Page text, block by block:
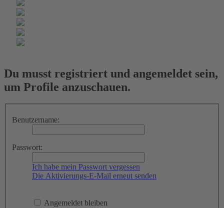
Du musst registriert und angemeldet sein,
um Profile anzuschauen.
Benutzername:
Passwort:
Ich habe mein Passwort vergessen
Die Aktivierungs-E-Mail erneut senden
Angemeldet bleiben